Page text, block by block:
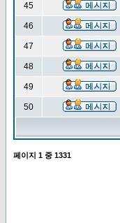
45
46
47
48
49
50
페이지 1 중 1331